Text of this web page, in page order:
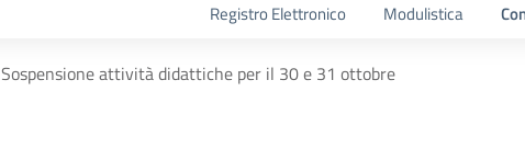
Registro Elettronico Modulistica
Sospensione attività didattiche per il 30 e 31 ottobre